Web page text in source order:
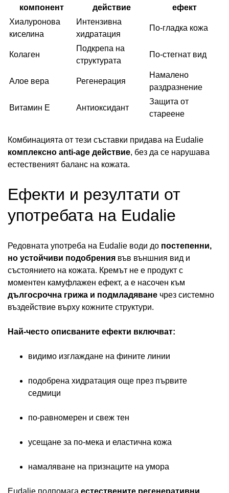
компонент
действие
ефект
Хиалуронова
киселина
Интензивна
хидратация
По-гладка кожа
Колаген
Подкрепа на
структурата
По-стегнат вид
Алое вера Регенерация
Намалено
раздразнение
Витамин Е Антиоксидант
Защита от
стареене
Комбинацията от тези съставки придава на Eudalie
комплексно anti-age действие, без да се нарушава
естественият баланс на кожата.
Ефекти и резултати от
употребата на Eudalie
Редовната употреба на Eudalie води до постепенни,
но устойчиви подобрения във външния вид и
състоянието на кожата. Кремът не е продукт с
моментен камуфлажен ефект, а е насочен към
дългосрочна грижа и подмладяване чрез системно
въздействие върху кожните структури.
Най-често описваните ефекти включват:
видимо изглаждане на фините линии
подобрена хидратация още през първите
седмици
по-равномерен и свеж тен
усещане за по-мека и еластична кожа
намаляване на признаците на умора
Eudalie подпомага естествените регенеративни